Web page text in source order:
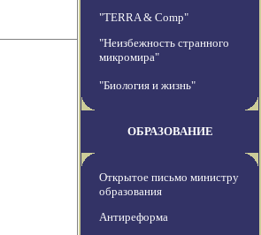
"TERRA & Comp"
"Неизбежность странного
микромира"
"Биология и жизнь"
ОБРАЗОВАНИЕ
Открытое письмо министру
образования
Антиреформа